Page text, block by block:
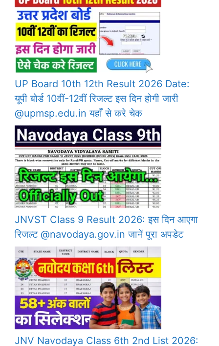
UP Board 10th 12th Result 2026 Date:
यूपी बोर्ड 10वीं-12वीं रिजल्ट इस दिन होगी जारी
@upmsp.edu.in यहाँ से करे चेक
JNVST Class 9 Result 2026: इस दिन आएगा
रिजल्ट @navodaya.gov.in जानें पूरा अपडेट
JNV Navodaya Class 6th 2nd List 2026: